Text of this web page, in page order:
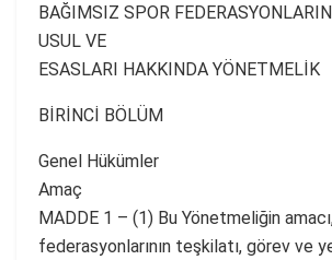
BAĞIMSIZ SPOR
USUL VE
ESASLARI HAKKINDA YÖNETMELİK
BİRİNCİ BÖLÜM
Genel Hükümler
Amaç
MADDE 1 – (1) Bu Yönetmeliğin
federasyonlarının teşkilatı, görev ve